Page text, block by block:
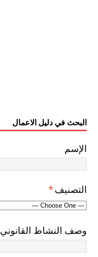
البحث في دليل الاعمال
الإسم
التصنيف*
وصف النشاط القانوني